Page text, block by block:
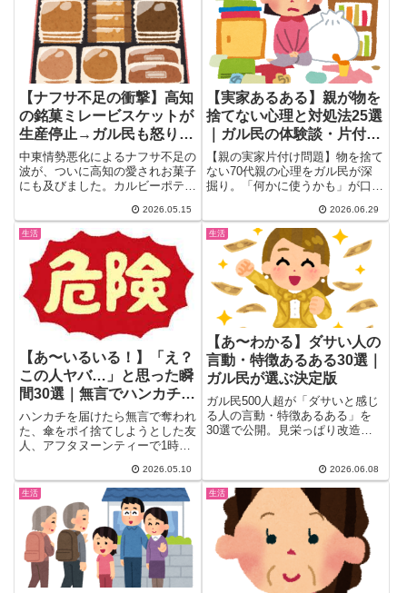
【ナフサ不足の衝撃】高知
の銘菓ミレービスケットが
生産停止→ガル民も怒りの
声
中東情勢悪化によるナフサ不足の
波が、ついに高知の愛されお菓子
にも及びました。カルビーポテト
2026.05.15
【実家あるある】親が物を
捨てない心理と対処法25選
｜ガル民の体験談・片付け
費用も解説
【親の実家片付け問題】物を捨て
ない70代親の心理をガル民が深
掘り。「何かに使うかも」が口
万円以上の現実も。諦めた派・こ
っそり捨てた派・うまく動かした
派の本音25選をまとめ。
2026.06.29
生活
【あ〜いるいる！】「え？
この人ヤバ…」と思った瞬
間30選｜無言でハンカチ奪
い・傘ポイ捨て・1時間写
真撮るだけetc
ハンカチを届けたら無言で奪われ
た、傘をポイ捨てしようとした友
人、アフタヌーンティーで1時間
2026.05.10
生活
【あ〜わかる】ダサい人の
言動・特徴あるある30選｜
ガル民が選ぶ決定版
ガル民500人超が「ダサいと感じ
る人の言動・特徴あるある」を
30選で公開。見栄っぱり改造車
ワリカン詐欺男まで、思わず
「あ〜いるいる！」と頷く本音コ
メントを5ジャンル別にまとめま
した。(*´ω｀*)
2026.06.08
生活 生活